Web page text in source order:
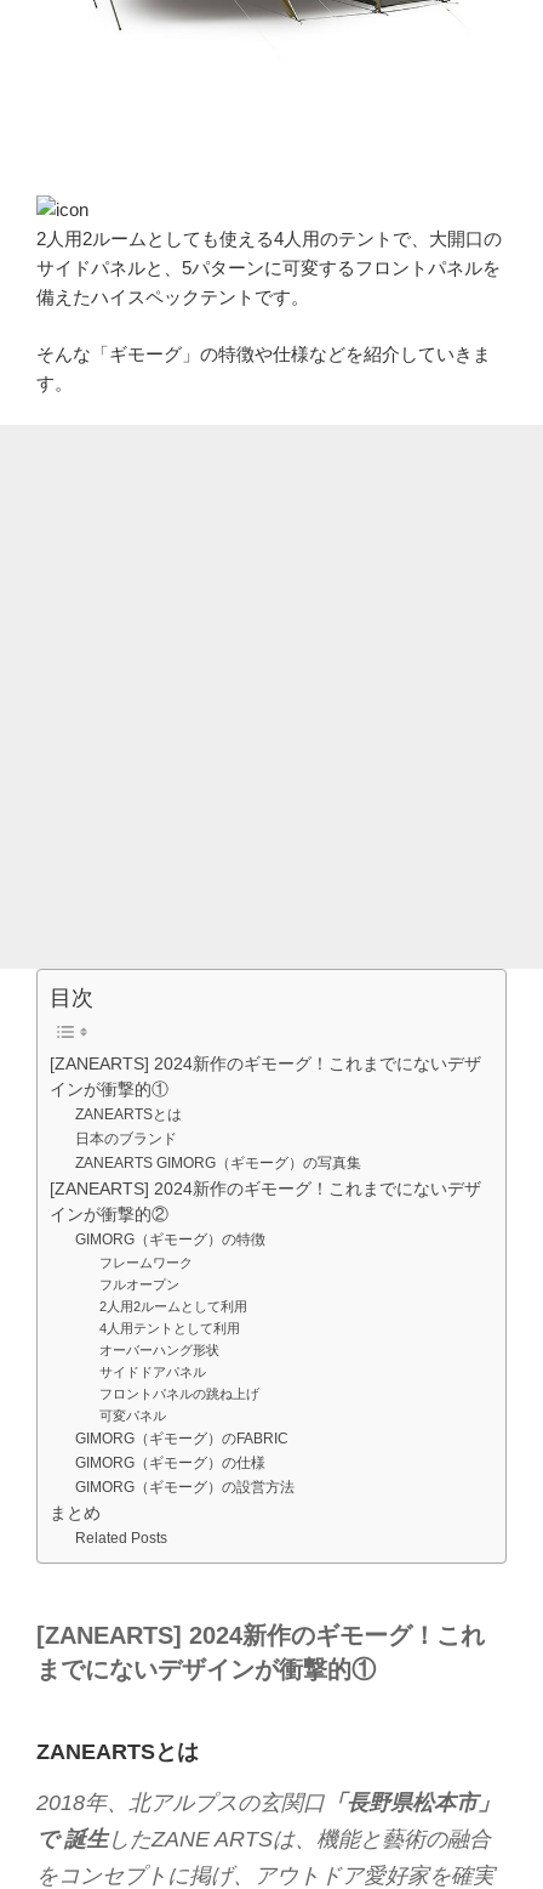
2人用2ルームとしても使える4人用のテントで、大開口の
サイドパネルと、5パターンに可変するフロントパネルを
備えたハイスペックテントです。
そんな「ギモーグ」の特徴や仕様などを紹介していきま
す。
目次
[ZANEARTS] 2024新作のギモーグ！これまでにないデザ
インが衝撃的①
ZANEARTSとは
日本のブランド
ZANEARTS GIMORG（ギモーグ）の写真集
[ZANEARTS] 2024新作のギモーグ！これまでにないデザ
インが衝撃的②
GIMORG（ギモーグ）の特徴
フレームワーク
フルオープン
2人用2ルームとして利用
4人用テントとして利用
オーバーハング形状
サイドドアパネル
フロントパネルの跳ね上げ
可変パネル
GIMORG（ギモーグ）のFABRIC
GIMORG（ギモーグ）の仕様
GIMORG（ギモーグ）の設営方法
まとめ
Related Posts
[ZANEARTS] 2024新作のギモーグ！これ
までにないデザインが衝撃的①
ZANEARTSとは
2018年、北アルプスの玄関口 「長野県松本市」
で 誕生したZANE ARTSは、機能と藝術の融合
をコンセプトに掲げ、アウトドア愛好家を確実